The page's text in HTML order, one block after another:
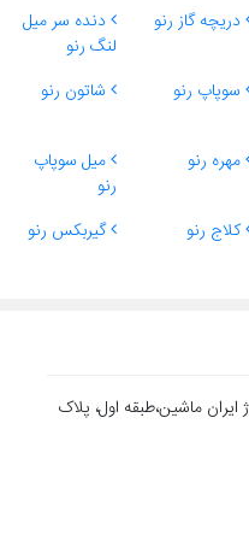
دریچه گاز رنو
دنده سر میل
لنگ رنو
سوپاپ رنو شاتون رنو
مهره رنو
میل سوپاپ
رنو
کلاج رنو
گیربکس رنو
ماشین،طبقه اول، پلاک